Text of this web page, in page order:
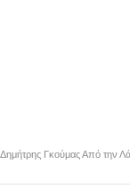
Γκούμας Από την